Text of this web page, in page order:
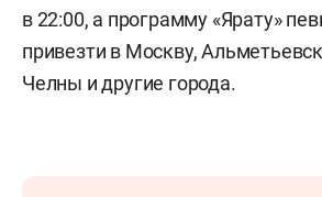
в 22:00, а программу «Ярату»
привезти в Москву,
Челны и другие города.